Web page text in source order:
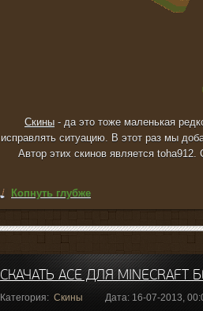
Скины - да это тоже маленькая
исправлять ситуацию. В этот раз мы
Автор этих скинов является
Копнуть глубже
СКАЧАТЬ ACE ДЛЯ MINECRAFT
Категория: Скины Дата: 16-07-2013,